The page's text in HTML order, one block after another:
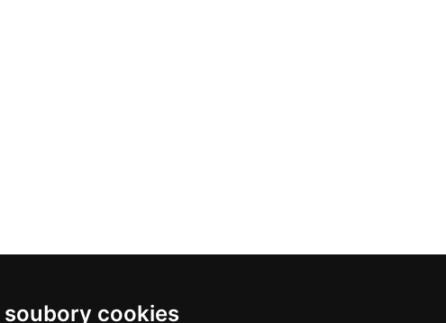
soubory cookies